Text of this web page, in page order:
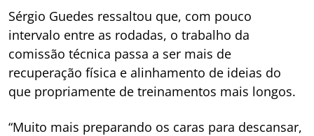
Sérgio Guedes ressaltou que, com pouco
intervalo entre as rodadas, o trabalho da
comissão técnica passa a ser mais de
recuperação física e alinhamento de ideias do
que propriamente de treinamentos mais longos.
“Muito mais preparando os caras para descansar,